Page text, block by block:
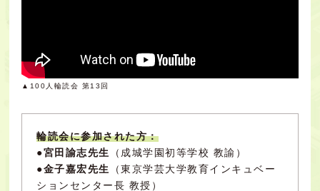
▲100人輪読会 第13回
輪読会に参加された方：
●宮田諭志先生 （成城学園初等学校 教諭）
●金子嘉宏先生 （東京学芸大学教育インキュベー
ションセンター長 教授）